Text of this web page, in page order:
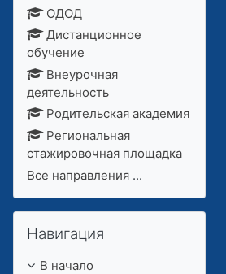
ОДОД
Дистанционное
обучение
Внеурочная
деятельность
Родительская академия
Региональная
стажировочная площадка
Все направления ...
Пропустить Навигация
Навигация
В начало